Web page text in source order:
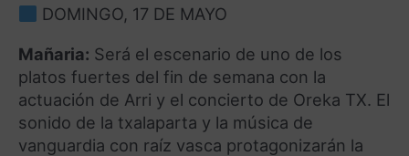
DOMINGO, 17 DE MAYO
Mañaria: Será el escenario de uno de los
platos fuertes del fin de semana con la
actuación de Arri y el concierto de Oreka TX. El
sonido de la txalaparta y la música de
vanguardia con raíz vasca protagonizarán la